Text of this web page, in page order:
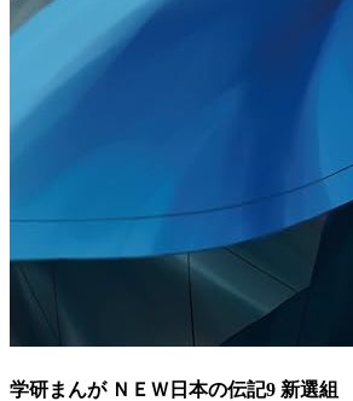
学研まんが ＮＥＷ日本の伝記9 新選組